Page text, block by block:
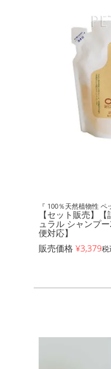
『 100％天然植物性 ペ
【セット販売】
ュラル シャンプ
便対応】
販売価格 ¥3,379税